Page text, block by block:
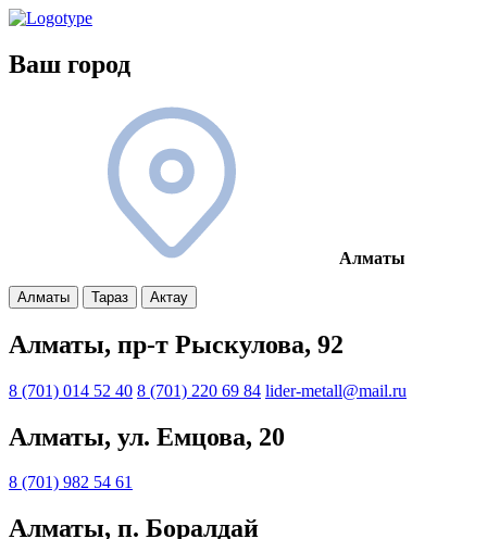
Ваш город
Алматы
Алматы Тараз Актау
Алматы, пр-т Рыскулова, 92
8 (701) 014 52 40 8 (701) 220 69 84 lider-metall@mail.ru
Алматы, ул. Емцова, 20
8 (701) 982 54 61
Алматы, п. Боралдай